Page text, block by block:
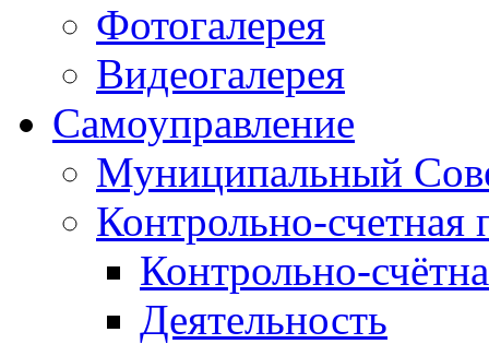
Фотогалерея
Видеогалерея
Самоуправление
Муниципальный
Контрольно-счетная
Контрольно-
Деятельность